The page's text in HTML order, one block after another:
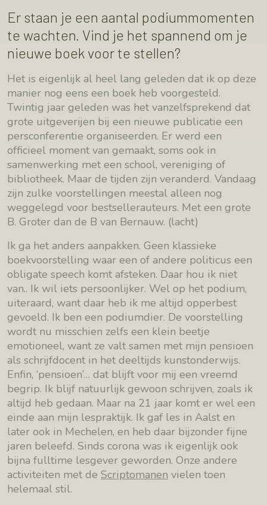
Er staan je een aantal podiummomenten
te wachten. Vind je het spannend om je
nieuwe boek voor te stellen?
Het is eigenlijk al heel lang geleden dat ik op deze
manier nog eens een boek heb voorgesteld.
Twintig jaar geleden was het vanzelfsprekend dat
grote uitgeverijen bij een nieuwe publicatie een
persconferentie organiseerden. Er werd een
officieel moment van gemaakt, soms ook in
samenwerking met een school, vereniging of
bibliotheek. Maar de tijden zijn veranderd. Vandaag
zijn zulke voorstellingen meestal alleen nog
weggelegd voor bestsellerauteurs. Met een grote
B. Groter dan de B van Bernauw. (lacht)
Ik ga het anders aanpakken. Geen klassieke
boekvoorstelling waar een of andere politicus een
obligate speech komt afsteken. Daar hou ik niet
van.. Ik wil iets persoonlijker. Wel op het podium,
uiteraard, want daar heb ik me altijd opperbest
gevoeld. Ik ben een podiumdier. De voorstelling
wordt nu misschien zelfs een klein beetje
emotioneel, want ze valt samen met mijn pensioen
als schrijfdocent in het deeltijds kunstonderwijs.
Enfin, ‘pensioen’… dat blijft voor mij een vreemd
begrip. Ik blijf natuurlijk gewoon schrijven, zoals ik
altijd heb gedaan. Maar na 21 jaar komt er wel een
einde aan mijn lespraktijk. Ik gaf les in Aalst en
later ook in Mechelen, en heb daar bijzonder fijne
jaren beleefd. Sinds corona was ik eigenlijk ook
bijna fulltime lesgever geworden. Onze andere
activiteiten met de Scriptomanen vielen toen
helemaal stil.